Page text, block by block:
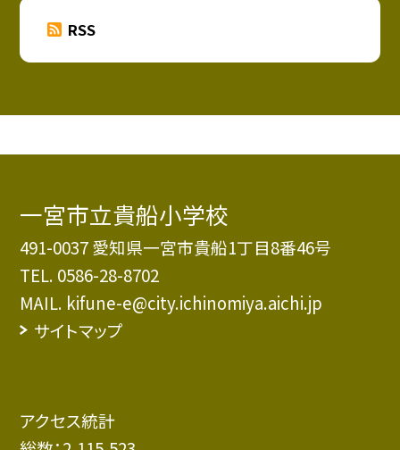
RSS
一宮市立貴船小学校
491-0037 愛知県一宮市貴船1丁目8番46号
TEL. 0586-28-8702
MAIL. kifune-e@city.ichinomiya.aichi.jp
サイトマップ
アクセス統計